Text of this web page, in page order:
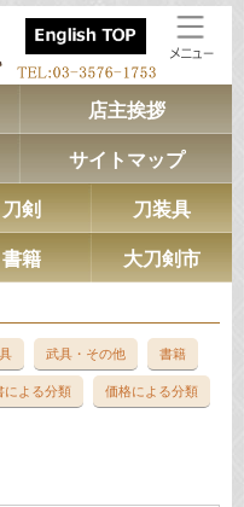
店主挨拶
サイトマップ
刀剣 刀装具
書籍 大刀剣市
武具・その他 書籍
による分類 価格による分類